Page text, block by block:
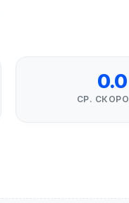
0.0
СР.